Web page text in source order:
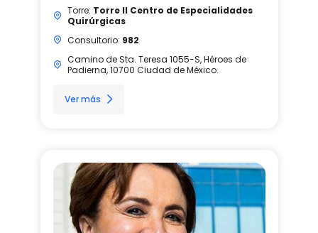
Torre: Torre II Centro de Especialidades
Quirúrgicas
Consultorio: 982
Camino de Sta. Teresa 1055-S, Héroes de
Padierna, 10700 Ciudad de México.
Ver más